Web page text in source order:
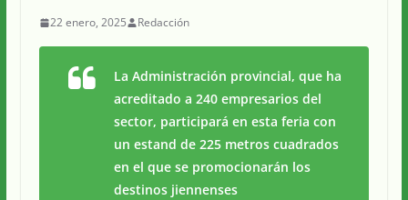
22 enero, 2025 Redacción
La Administración provincial, que ha
acreditado a 240 empresarios del
sector, participará en esta feria con
un estand de 225 metros cuadrados
en el que se promocionarán los
destinos jiennenses